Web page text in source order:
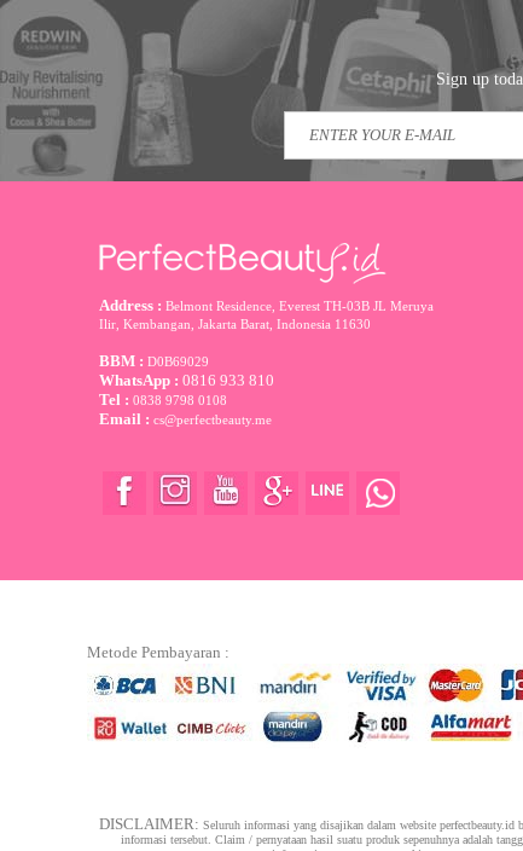
Sign up
Address : Belmont Residence, Everest TH-03B JL Meruya
Ilir, Kembangan, Jakarta Barat Indonesia 11630
BBM : D0B69029
WhatsApp : 0816 933 810
Tel : 0838 9798 0108
Email : cs@perfectbeauty.me
Metode Pembayaran :
DISCLAIMER: Seluruh informasi yang disajikan dalam website
informasi tersebut. Claim / pernyataan hasil suatu produk sepenuhnya adalah